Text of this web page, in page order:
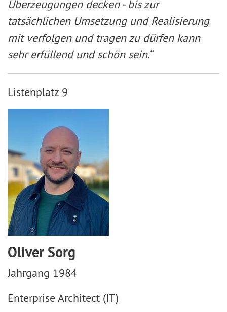
Überzeugungen decken - bis zur
tatsächlichen Umsetzung und Realisierung
mit verfolgen und tragen zu dürfen kann
sehr erfüllend und schön sein.“
Listenplatz 9
Oliver Sorg
Jahrgang 1984
Enterprise Architect (IT)